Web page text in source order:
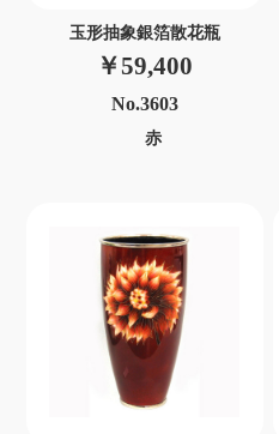
玉形抽象銀箔散花瓶
￥59,400
No.3603
赤